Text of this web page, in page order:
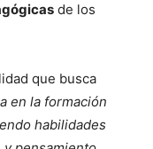
de los
que busca
en la formación
habilidades